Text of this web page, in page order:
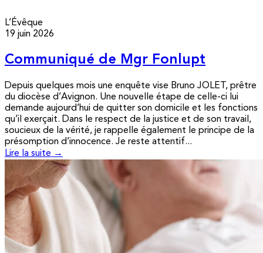
L’Évêque
19 juin 2026
Communiqué de Mgr Fonlupt
Depuis quelques mois une enquête vise Bruno JOLET, prêtre
du diocèse d’Avignon. Une nouvelle étape de celle-ci lui
demande aujourd’hui de quitter son domicile et les fonctions
qu’il exerçait. Dans le respect de la justice et de son travail,
soucieux de la vérité, je rappelle également le principe de la
présomption d’innocence. Je reste attentif...
Lire la suite →